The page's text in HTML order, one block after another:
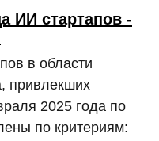
ИИ стартапов -
в области
привлекших
2025 года по
по критериям: